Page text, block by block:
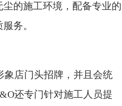
的施工环境，配备专业的
务。
店门头招牌，并且会统
还专门针对施工人员提